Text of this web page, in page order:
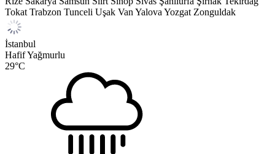
Tokat Trabzon Tunceli Uşak Van Yalova Yozgat Zonguldak
İstanbul
Hafif Yağmurlu
29°C